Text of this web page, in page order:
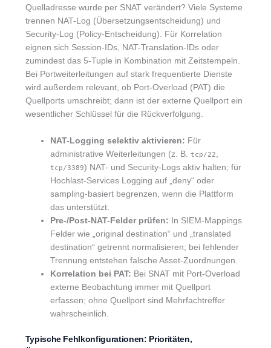
Quelladresse wurde per SNAT verändert? Viele Systeme
trennen NAT-Log (Übersetzungsentscheidung) und
Security-Log (Policy-Entscheidung). Für Korrelation
eignen sich Session-IDs, NAT-Translation-IDs oder
zumindest das 5‑Tuple in Kombination mit Zeitstempeln.
Bei Portweiterleitungen auf stark frequentierte Dienste
wird außerdem relevant, ob Port-Overload (PAT) die
Quellports umschreibt; dann ist der externe Quellport ein
wesentlicher Schlüssel für die Rückverfolgung.
NAT-Logging selektiv aktivieren: Für
administrative Weiterleitungen (z. B.
tcp/22
tcp/3389) NAT- und Security-Logs aktiv halten; für
Hochlast-Services Logging auf „deny“ oder
sampling-basiert begrenzen, wenn die Plattform
das unterstützt.
Pre-/Post-NAT-Felder prüfen: In SIEM-Mappings
Felder wie „original destination“ und „translated
destination“ getrennt normalisieren; bei fehlender
Trennung entstehen falsche Asset-Zuordnungen.
Korrelation bei PAT: Bei SNAT mit Port-Overload
externe Beobachtung immer mit Quellport
erfassen; ohne Quellport sind Mehrfachtreffer
wahrscheinlich.
Typische Fehlkonfigurationen: Prioritäten,